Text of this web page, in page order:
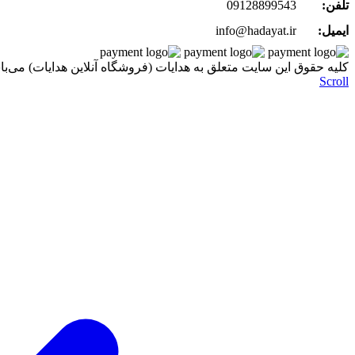
تلفن:
09128899543
ایمیل:
info@hadayat.ir
کليه حقوق اين سايت متعلق به هدایات (فروشگاه آنلاین هدایات)
Scroll